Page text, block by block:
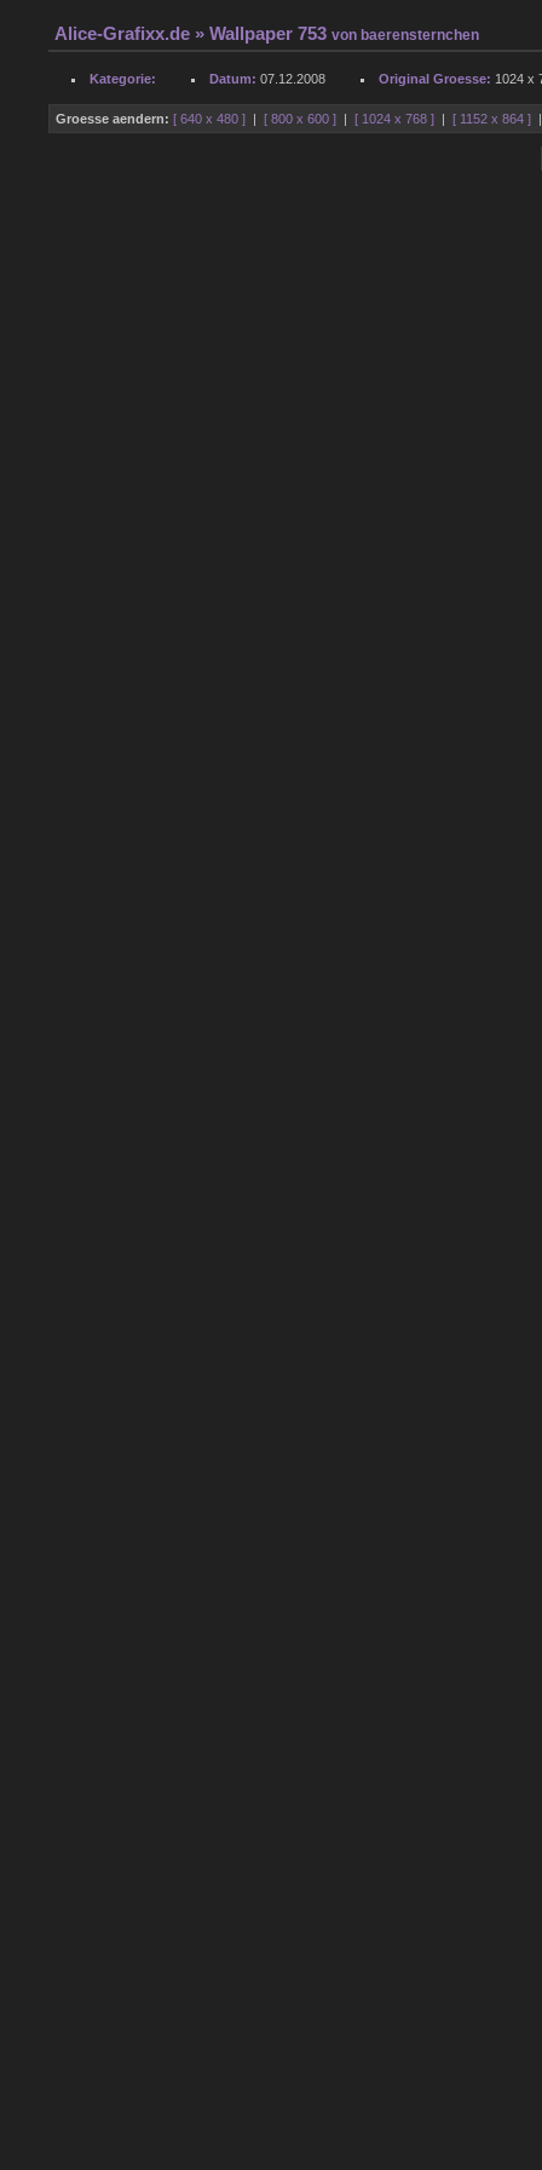
Alice-Grafixx.de » Wallpaper 753von baerensternchen
Kategorie: Datum: 07.12.2008 Original Groesse: 1024 x
Groesse aendern: [ 640 x 480 ] |[ 800 x 600 ] |[ 1024 x 768 ] |[ 1152 x 864 ]